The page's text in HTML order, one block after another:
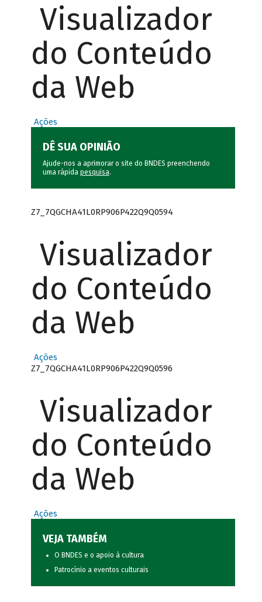
Visualizador
do Conteúdo
da Web
Ações
DÊ SUA OPINIÃO
Ajude-nos a aprimorar o site do BNDES preenchendo
uma rápida pesquisa.
Z7_7QGCHA41L0RP906P422Q9Q0594
Visualizador
do Conteúdo
da Web
Ações
Z7_7QGCHA41L0RP906P422Q9Q0596
Visualizador
do Conteúdo
da Web
Ações
VEJA TAMBÉM
O BNDES e o apoio à cultura
Patrocínio a eventos culturais